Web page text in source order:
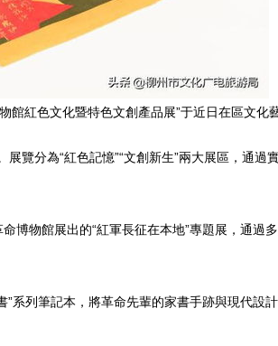
紅色文化暨特色文創產品展”于近日在區文化
覽分為“紅色記憶”“文創新生”兩大展區，通
博物館展出的“紅軍長征在本地”專題展，通過
系列筆記本，將革命先輩的家書手跡與現代設